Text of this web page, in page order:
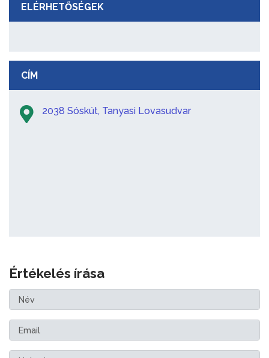
ELÉRHETŐSÉGEK
CÍM
2038 Sóskút, Tanyasi Lovasudvar
Értékelés írása